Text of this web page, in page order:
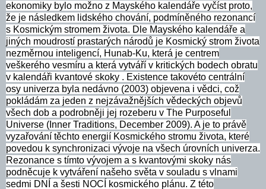
ekonomiky bylo možno z Mayského kalendáře vyčíst proto,
že je následkem lidského chování, podmíněného rezonancí
s Kosmickým stromem života. Dle Mayského kalendáře a
jiných moudrostí prastarých národů je Kosmický strom života
nezměrnou inteligencí, Hunab-Ku, která je centrem
veškerého vesmíru a která vytváří v kritických bodech obratu
v kalendáři kvantové skoky . Existence takovéto centrální
osy univerza byla nedávno (2003) objevena i vědci, což
pokládám za jeden z nejzávažnějších vědeckých objevů
všech dob a podrobněji jej rozeberu v The Purposeful
Universe (Inner Traditions, December 2009). A je to právě
vyzařování těchto energií Kosmického stromu života, které
povedou k synchronizaci vývoje na všech úrovních univerza.
Rezonance s tímto vývojem a s kvantovými skoky nás
podněcuje k vytváření našeho světa v souladu s vlnami
sedmi DNÍ a šesti NOCÍ kosmického plánu. Z této